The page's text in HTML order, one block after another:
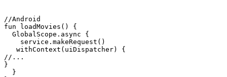
//Android
fun loadMovies() {
  GlobalScope.async {
    service.makeRequest()
   withContext(uiDispatcher) {
//...
}
  }